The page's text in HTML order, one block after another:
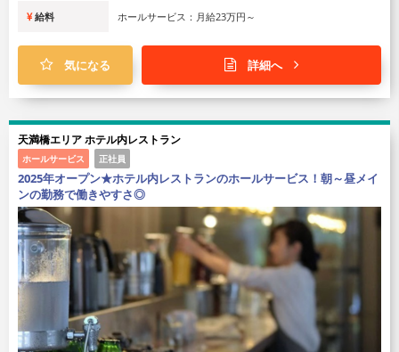
給料 ホールサービス：月給23万円～
気になる 詳細へ
天満橋エリア ホテル内レストラン
ホールサービス 正社員
2025年オープン★ホテル内レストランのホールサービス！朝～昼メイ
ンの勤務で働きやすさ◎